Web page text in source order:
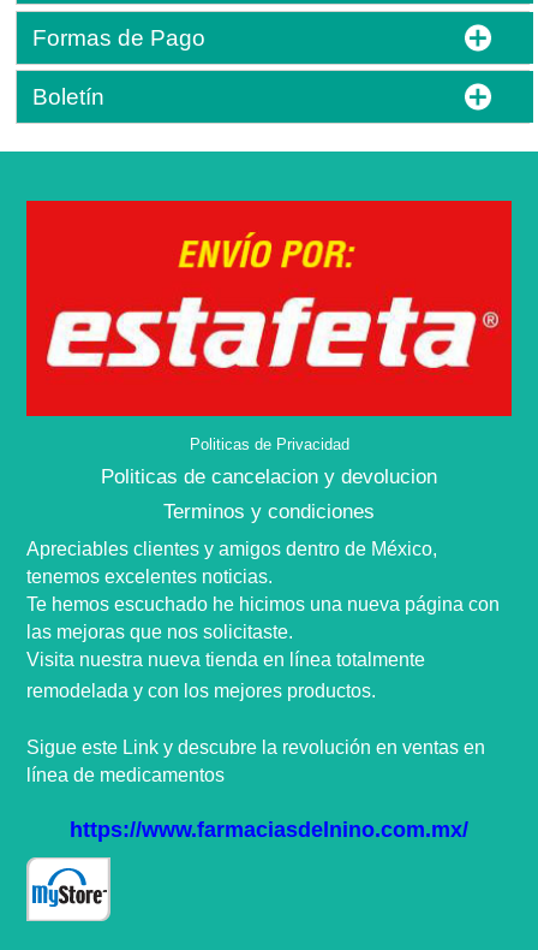
Formas de Pago
Boletín
Politicas de Privacidad
Politicas de cancelacion y devolucion
Terminos y condiciones
Apreciables clientes y amigos dentro de México,
tenemos excelentes noticias.
Te hemos escuchado he hicimos una nueva página con
las mejoras que nossolicitaste.
Visita nuestra nueva tienda en línea totalmente
remodelada y con los mejores productos.
Sigue este Link y descubre la revolución en ventas en
línea de medicamentos
https://www.farmaciasdelnino.com.mx/